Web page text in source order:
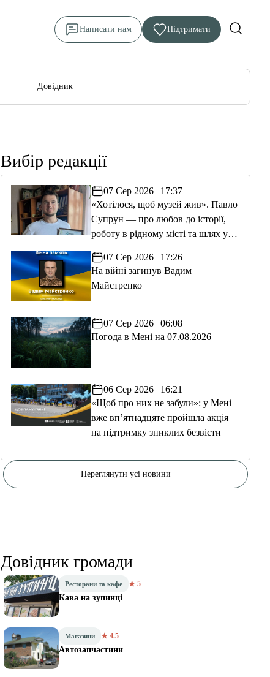
Написати нам Підтримати
Довідник
Вибір редакції
07 Сер 2026 | 17:37
«Хотілося, щоб музей жив». Павло
Супрун — про любов до історії,
роботу в рідному місті та шлях у
07 Сер 2026 | 17:26
На війні загинув Вадим
Майстренко
07 Сер 2026 | 06:08
Погода в Мені на 07.08.2026
06 Сер 2026 | 16:21
«Щоб про них не забули»: у Мені
вже вп’ятнадцяте пройшла акція
на підтримку зниклих безвісти
Переглянути усі новини
Довідник громади
Ресторани та кафе ★ 5
Кава на зупинці
Магазини ★ 4.5
Автозапчастини